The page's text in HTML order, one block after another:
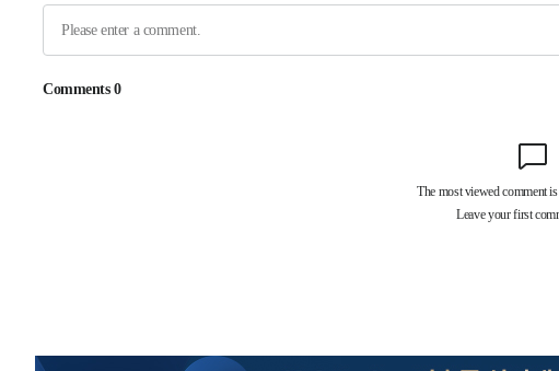
론 누출”
[속보]與전대 권리당원투표…강원·경북 김민석, 대구 정청래 승리
[속보]與 당대표 경선, 경북 권리당원 투표 김민석 47.37%·정청래
-12130초 전 >"얼마나 더웠으면"…안동 물길공원서 헤엄친 구렁이 '소동'